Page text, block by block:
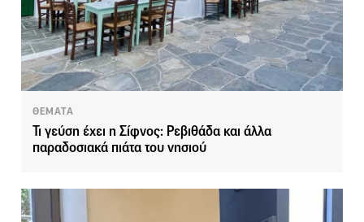
ΘΕΜΑΤΑ
Τι γεύση έχει η Σίφνος: Ρεβιθάδα και άλλα
παραδοσιακά πιάτα του νησιού